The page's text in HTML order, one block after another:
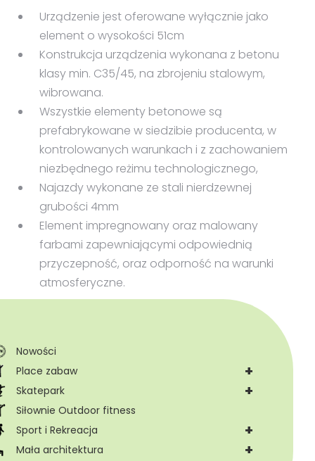
Nowości
+
Place zabaw
+
Skatepark
Siłownie Outdoor fitness
+
Sport i Rekreacja
+
Mała architektura
użytkowników. Chcesz zaprojektować skatepark?
Skontaktuj się z nami.Udostępniamy dokumentację CAD
naszych urządzeń i oferujemy wsparcie projektowe. Tel.: 071
381 39 19
Urządzenie jest oferowane wyłącznie jako
element o wysokości 51cm
Konstrukcja urządzenia wykonana z betonu
klasy min. C35/45, na zbrojeniu stalowym,
wibrowana.
Wszystkie elementy betonowe są
prefabrykowane w siedzibie producenta, w
kontrolowanych warunkach i z zachowaniem
niezbędnego reżimu technologicznego,
Najazdy wykonane ze stali nierdzewnej
grubości 4mm
Element impregnowany oraz malowany
farbami zapewniającymi odpowiednią
przyczepność, oraz odporność na warunki
atmosferyczne.